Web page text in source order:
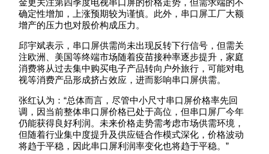
金更关注第四季度电视串口屏的价格走势，但需求端的不
确定性增加，上涨预期较为谨慎。此外，串口屏工厂大额
增产的压力也对股价构成压力。
邱宇斌表示，串口屏供需尚未出现反转下行信号，但需关
注欧洲、美国等终端市场随着疫苗接种率逐步提升，家庭
消费将从过去集中购买电子产品转向户外旅行，可能对电
视等消费产品形成挤占效应，进而影响串口屏供需。
张红认为：“总体而言，尽管中小尺寸串口屏价格率先回
调，因当前整体串口屏价格已处于高位，但串口屏厂今年
仍能获得良好利润。未来价格走势需考虑市场供需环境，
但随着行业集中度提升及供应链合作模式深化，价格波动
将趋于平稳，因此串口屏利润率变化也将趋于平稳。”